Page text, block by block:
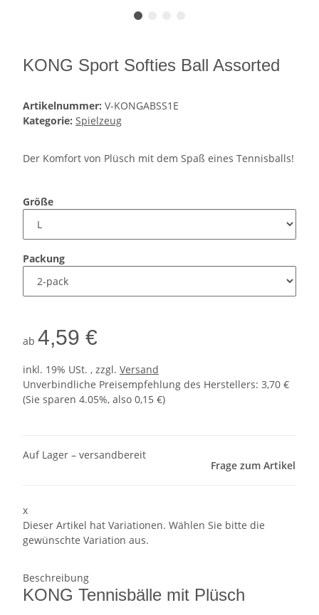
KONG Sport Softies Ball Assorted
Artikelnummer: V-KONGABSS1E
Kategorie: Spielzeug
Der Komfort von Plüsch mit dem Spaß eines Tennisballs!
Größe
Packung
ab 4,59 €
inkl. 19% USt. , zzgl. Versand
Unverbindliche Preisempfehlung des Herstellers: 3,70 €
(Sie sparen 4.05%, also 0,15 €)
Auf Lager – versandbereit
Frage zum Artikel
x
Dieser Artikel hat Variationen. Wählen Sie bitte die
gewünschte Variation aus.
Beschreibung
KONG Tennisbälle mit Plüsch